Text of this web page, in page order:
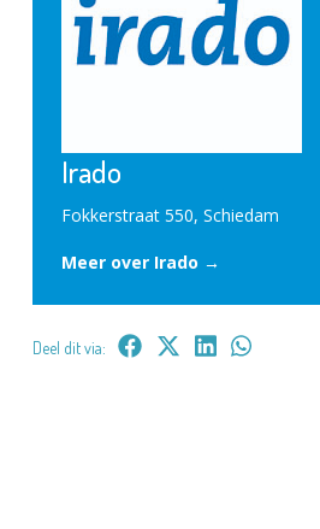
Irado
Fokkerstraat 550, Schiedam
Meer over Irado →
Deel dit via: